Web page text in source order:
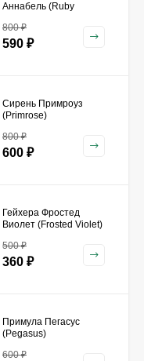
Аннабель (Ruby
800₽
590 ₽
Сирень Примроуз
(Primrose)
800₽
600 ₽
Гейхера Фростед
Виолет (Frosted Violet)
500₽
360 ₽
Примула Пегасус
(Pegasus)
600₽